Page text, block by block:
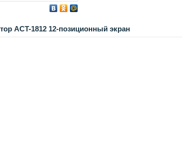
ACT-1812 12-позиционный экран